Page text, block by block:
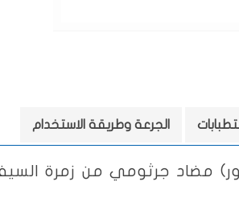
الجرعة وطريقة الاستخدام
مضاد جرثومي من زمرة